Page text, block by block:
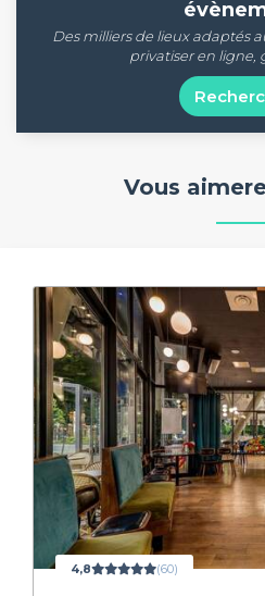
Des milliers de lieux adaptés
privatiser en ligne,
Vous
4,8 (60)